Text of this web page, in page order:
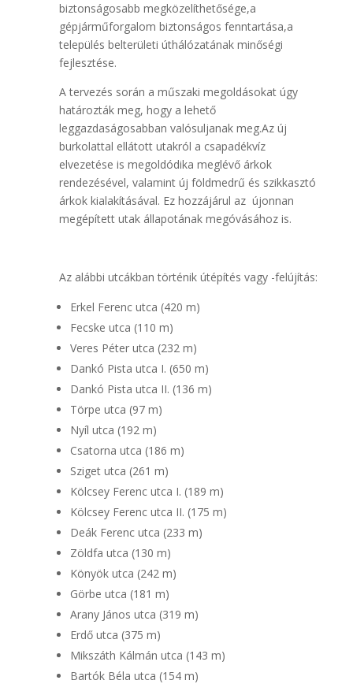
biztonságosabb megközelíthetősége,a
gépjárműforgalom biztonságos fenntartása,a
település belterületi úthálózatának minőségi
fejlesztése.
A tervezés során a műszaki megoldásokat úgy
határozták meg, hogy a lehető
leggazdaságosabban valósuljanak meg.Az új
burkolattal ellátott utakról a csapadékvíz
elvezetése is megoldódika meglévő árkok
rendezésével, valamint új földmedrű és szikkasztó
árkok kialakításával. Ez hozzájárul az újonnan
megépített utak állapotának megóvásához is.
Az alábbi utcákban történik útépítés vagy -felújítás:
Erkel Ferenc utca (420 m)
Fecske utca (110 m)
Veres Péter utca (232 m)
Dankó Pista utca I. (650 m)
Dankó Pista utca II. (136 m)
Törpe utca (97 m)
Nyíl utca (192 m)
Csatorna utca (186 m)
Sziget utca (261 m)
Kölcsey Ferenc utca I. (189 m)
Kölcsey Ferenc utca II. (175 m)
Deák Ferenc utca (233 m)
Zöldfa utca (130 m)
Könyök utca (242 m)
Görbe utca (181 m)
Arany János utca (319 m)
Erdő utca (375 m)
Mikszáth Kálmán utca (143 m)
Bartók Béla utca (154 m)